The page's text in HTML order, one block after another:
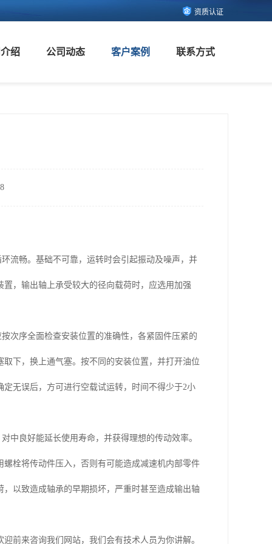
资质认证
绍 公司动态 客户案例 联系方式
流畅。基础不可靠，运转时会引起振动及噪声，并
，输出轴上承受较大的径向载荷时，应选用加强
次序全面检查安装位置的准确性，各紧固件压紧的
下，换上通气塞。按不同的安装位置，并打开油位
无误后，方可进行空载试运转，时间不得少于2小
中良好能延长使用寿命，并获得理想的传动效率。
栓将传动件压入，否则有可能造成减速机内部零件
以致造成轴承的早期损坏，严重时甚至造成输出轴
前来咨询我们网站，我们会有技术人员为你讲解。